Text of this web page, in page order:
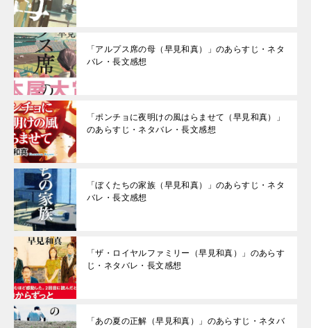
「アルプス席の母（早見和真）」のあらすじ・ネタ
バレ・長文感想
「ポンチョに夜明けの風はらませて（早見和真）」
のあらすじ・ネタバレ・長文感想
「ぼくたちの家族（早見和真）」のあらすじ・ネタ
バレ・長文感想
「ザ・ロイヤルファミリー（早見和真）」のあらす
じ・ネタバレ・長文感想
「あの夏の正解（早見和真）」のあらすじ・ネタバ